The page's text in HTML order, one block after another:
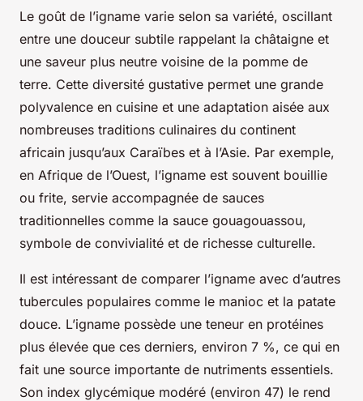
Le goût de l’igname varie selon sa variété, oscillant
entre une douceur subtile rappelant la châtaigne et
une saveur plus neutre voisine de la pomme de
terre. Cette diversité gustative permet une grande
polyvalence en cuisine et une adaptation aisée aux
nombreuses traditions culinaires du continent
africain jusqu’aux Caraïbes et à l’Asie. Par exemple,
en Afrique de l’Ouest, l’igname est souvent bouillie
ou frite, servie accompagnée de sauces
traditionnelles comme la sauce gouagouassou,
symbole de convivialité et de richesse culturelle.
Il est intéressant de comparer l’igname avec d’autres
tubercules populaires comme le manioc et la patate
douce. L’igname possède une teneur en protéines
plus élevée que ces derniers, environ 7 %, ce qui en
fait une source importante de nutriments essentiels.
Son index glycémique modéré (environ 47) le rend